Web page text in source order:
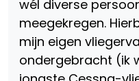
wél diverse
meegekregen.
mijn eigen
ondergebracht (ik